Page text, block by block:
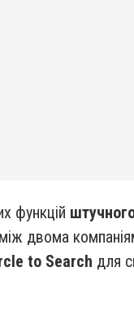
функцій
двома
to Search для